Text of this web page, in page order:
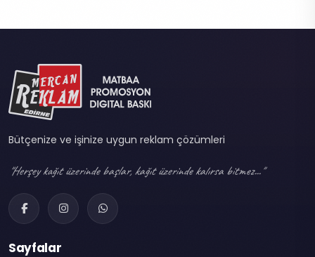
Bütçenize ve işinize uygun reklam çözümleri
"Herşey kağıt üzerinde başlar, kağıt üzerinde kalırsa bitmez..."
Sayfalar